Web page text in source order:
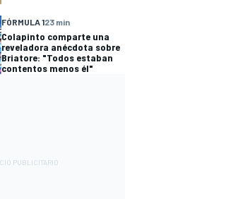
FÓRMULA 123 min
Colapinto comparte una
reveladora anécdota sobre
Briatore: "Todos estaban
contentos menos él"